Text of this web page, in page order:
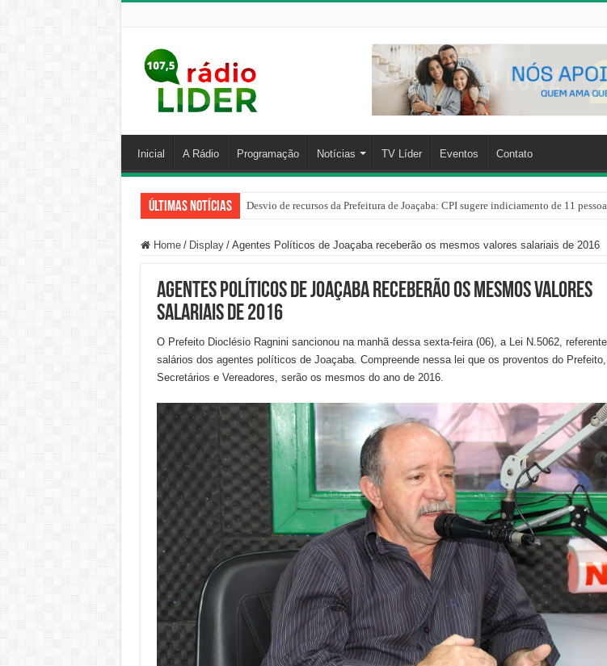
Inicial A Rádio Programação Notícias TV Líder Eventos Contato
Últimas Notícias Desvio de recursos da Prefeitura de Joaçaba: CPI sugere indiciamento de 11
Home / Display / Agentes Políticos de Joaçaba receberão os mesmos valores salariais de 2016
Agentes Políticos de Joaçaba receberão os mesmos valores
salariais de 2016
O Prefeito Dioclésio Ragnini sancionou na manhã dessa sexta-feira (06), a Lei N.5062,
salários dos agentes políticos de Joaçaba. Compreende nessa lei que os proventos do
Secretários e Vereadores, serão os mesmos do ano de 2016.